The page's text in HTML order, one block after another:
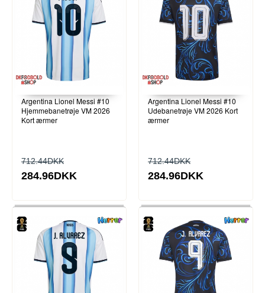
Argentina Lionel Messi #10
Hjemmebanetrøje VM 2026
Kort ærmer
712.44DKK
284.96DKK
Argentina Lionel Messi #10
Udebanetrøje VM 2026 Kort
ærmer
712.44DKK
284.96DKK